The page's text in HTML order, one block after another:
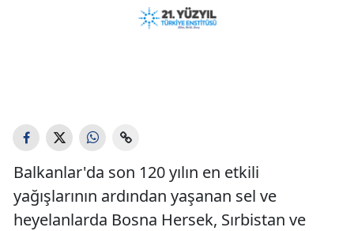
Balkanlar'da son 120 yılın en etkili
yağışlarının ardından yaşanan sel ve
heyelanlarda Bosna Hersek, Sırbistan ve